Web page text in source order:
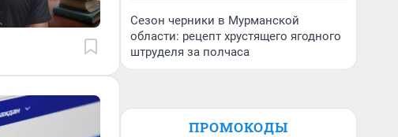
Сезон черники в Мурманской
области: рецепт хрустящего ягодного
штруделя за полчаса
ПРОМОКОДЫ